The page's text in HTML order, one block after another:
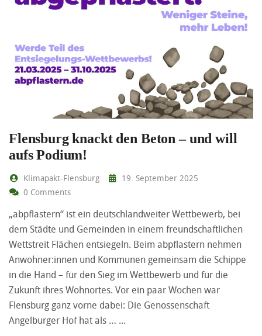
Flensburg knackt den Beton – und will
aufs Podium!
Klimapakt-Flensburg
19. September 2025
0 Comments
„abpflastern“ ist ein deutschlandweiter Wettbewerb, bei
dem Städte und Gemeinden in einem freundschaftlichen
Wettstreit Flächen entsiegeln. Beim abpflastern nehmen
Anwohner:innen und Kommunen gemeinsam die Schippe
in die Hand – für den Sieg im Wettbewerb und für die
Zukunft ihres Wohnortes. Vor ein paar Wochen war
Flensburg ganz vorne dabei: Die Genossenschaft
Angelburger Hof hat als …